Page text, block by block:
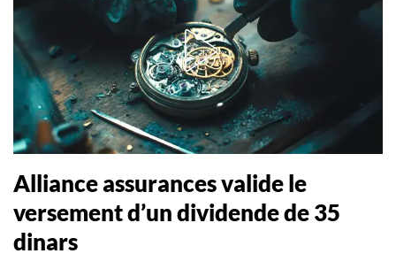
Alliance assurances valide le
versement d’un dividende de 35
dinars